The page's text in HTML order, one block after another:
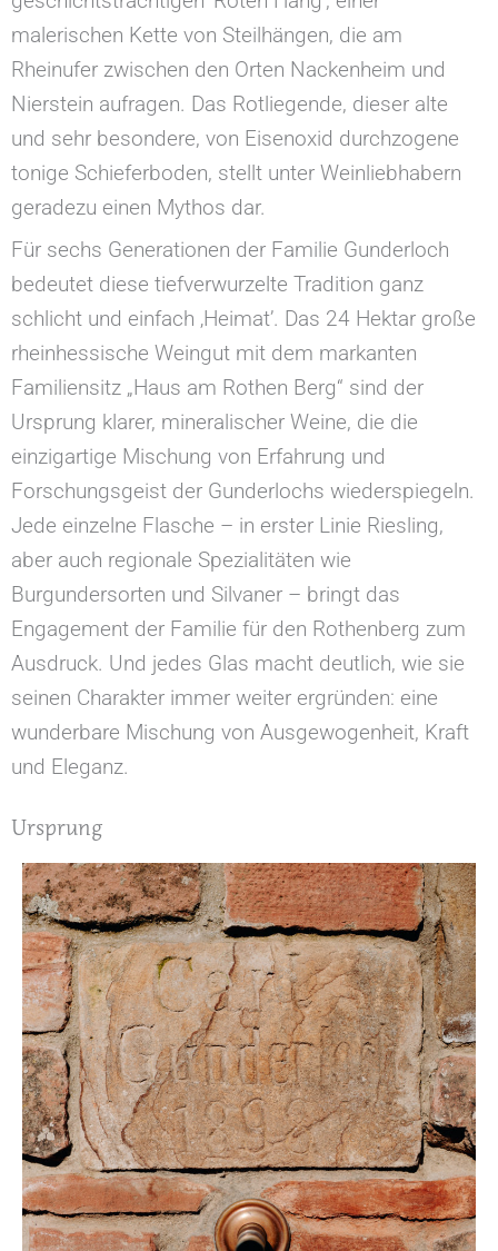
malerischen Kette von Steilhängen, die am
Rheinufer zwischen den Orten Nackenheim und
Nierstein aufragen. Das Rotliegende, dieser alte
und sehr besondere, von Eisenoxid durchzogene
tonige Schieferboden, stellt unter Weinliebhabern
geradezu einen Mythos dar.
Für sechs Generationen der Familie Gunderloch
bedeutet diese tiefverwurzelte Tradition ganz
schlicht und einfach ‚Heimat’. Das 24 Hektar große
rheinhessische Weingut mit dem markanten
Familiensitz „Haus am Rothen Berg“ sind der
Ursprung klarer, mineralischer Weine, die die
einzigartige Mischung von Erfahrung und
Forschungsgeist der Gunderlochs wiederspiegeln.
Jede einzelne Flasche – in erster Linie Riesling,
aber auch regionale Spezialitäten wie
Burgundersorten und Silvaner – bringt das
Engagement der Familie für den Rothenberg zum
Ausdruck. Und jedes Glas macht deutlich, wie sie
seinen Charakter immer weiter ergründen: eine
wunderbare Mischung von Ausgewogenheit, Kraft
und Eleganz.
Ursprung